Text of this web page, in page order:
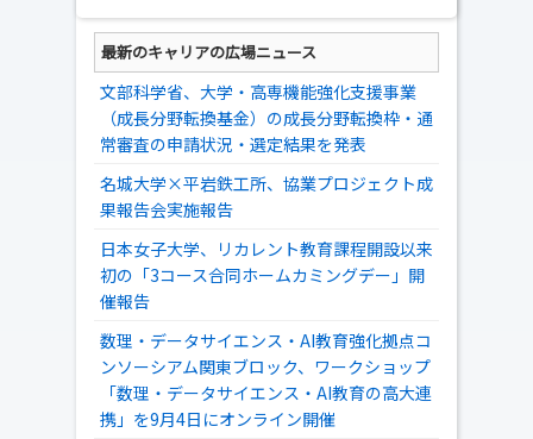
最新のキャリアの広場ニュース
文部科学省、大学・高専機能強化支援事業
（成長分野転換基金）の成長分野転換枠・通
常審査の申請状況・選定結果を発表
名城大学×平岩鉄工所、協業プロジェクト成
果報告会実施報告
日本女子大学、リカレント教育課程開設以来
初の「3コース合同ホームカミングデー」開
催報告
数理・データサイエンス・AI教育強化拠点コ
ンソーシアム関東ブロック、ワークショップ
「数理・データサイエンス・AI教育の高大連
携」を9月4日にオンライン開催